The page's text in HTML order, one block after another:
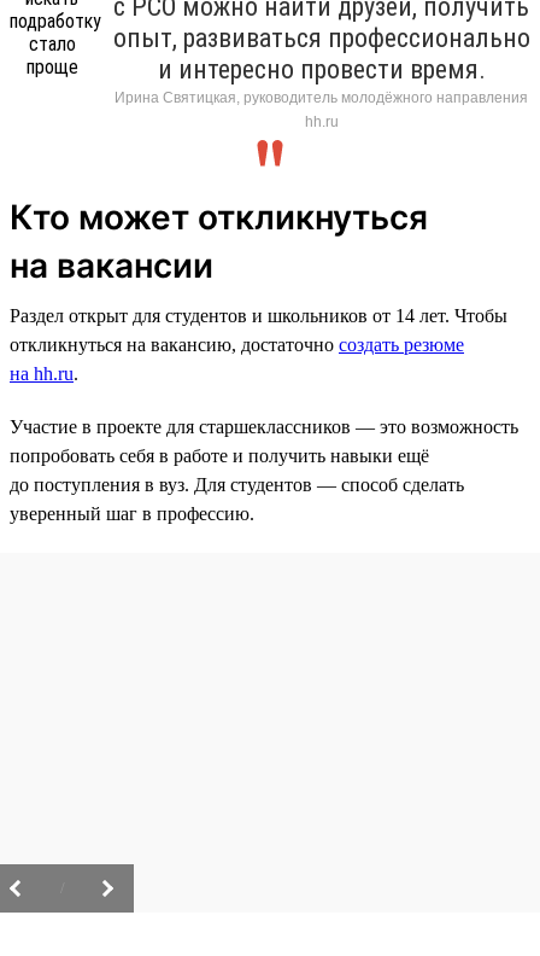
с РСО можно найти друзей, получить
опыт, развиваться профессионально
и интересно провести время.
Ирина Святицкая, руководитель молодёжного направления
hh.ru
Кто может откликнуться
на вакансии
Раздел открыт для студентов и школьников от 14 лет. Чтобы
откликнуться на вакансию, достаточно создать резюме
на hh.ru.
Участие в проекте для старшеклассников — это возможность
попробовать себя в работе и получить навыки ещё
до поступления в вуз. Для студентов — способ сделать
уверенный шаг в профессию.